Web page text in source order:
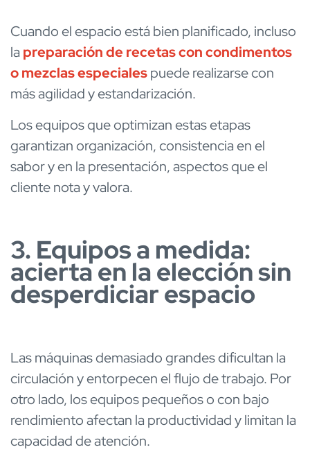
Cuando el espacio está bien planificado, incluso
la preparación de recetas con condimentos
o mezclas especialespuede realizarse con
más agilidad y estandarización.
Los equipos que optimizan estas etapas
garantizan organización, consistencia en el
sabor y en la presentación, aspectos que el
cliente nota y valora.
3. Equipos a medida:
acierta en la elección sin
desperdiciar espacio
Las máquinas demasiado grandes dificultan la
circulación y entorpecen el flujo de trabajo. Por
otro lado, los equipos pequeños o con bajo
rendimiento afectan la productividad y limitan la
capacidad de atención.